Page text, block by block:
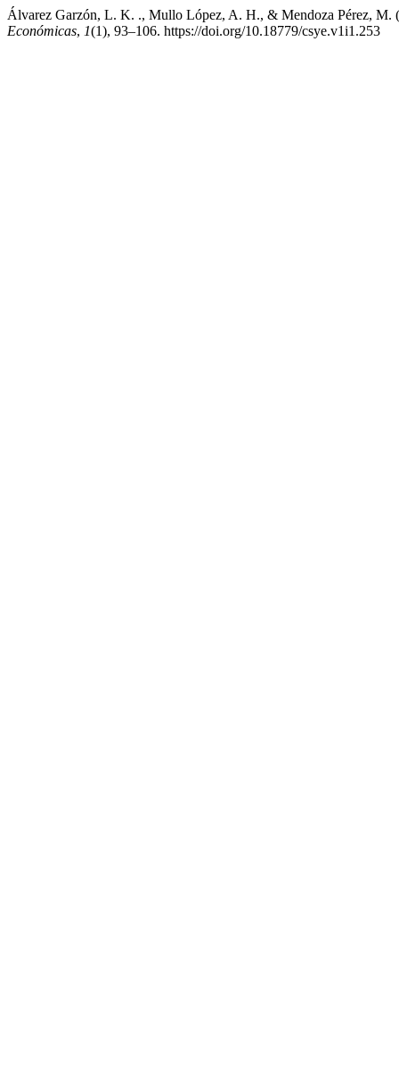
Álvarez Garzón, L. K. ., Mullo López, A. H., & Mendoza Pérez, M.
Económicas, 1(1), 93–106. https://doi.org/10.18779/csye.v1i1.253